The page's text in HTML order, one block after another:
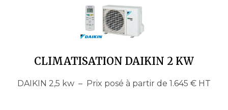
CLIMATISATION DAIKIN 2 KW
DAIKIN 2,5 kw – Prix posé à partir de 1.645 € HT